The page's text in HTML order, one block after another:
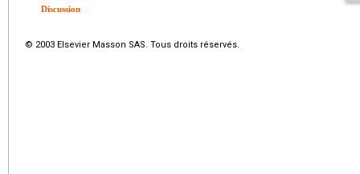
Discussion
© 2003 Elsevier Masson SAS. Tous droits réservés.